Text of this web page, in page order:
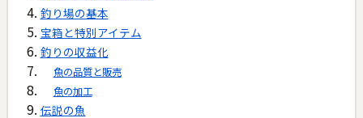
釣り場の基本
宝箱と特別アイテム
釣りの収益化
魚の品質と販売
魚の加工
伝説の魚